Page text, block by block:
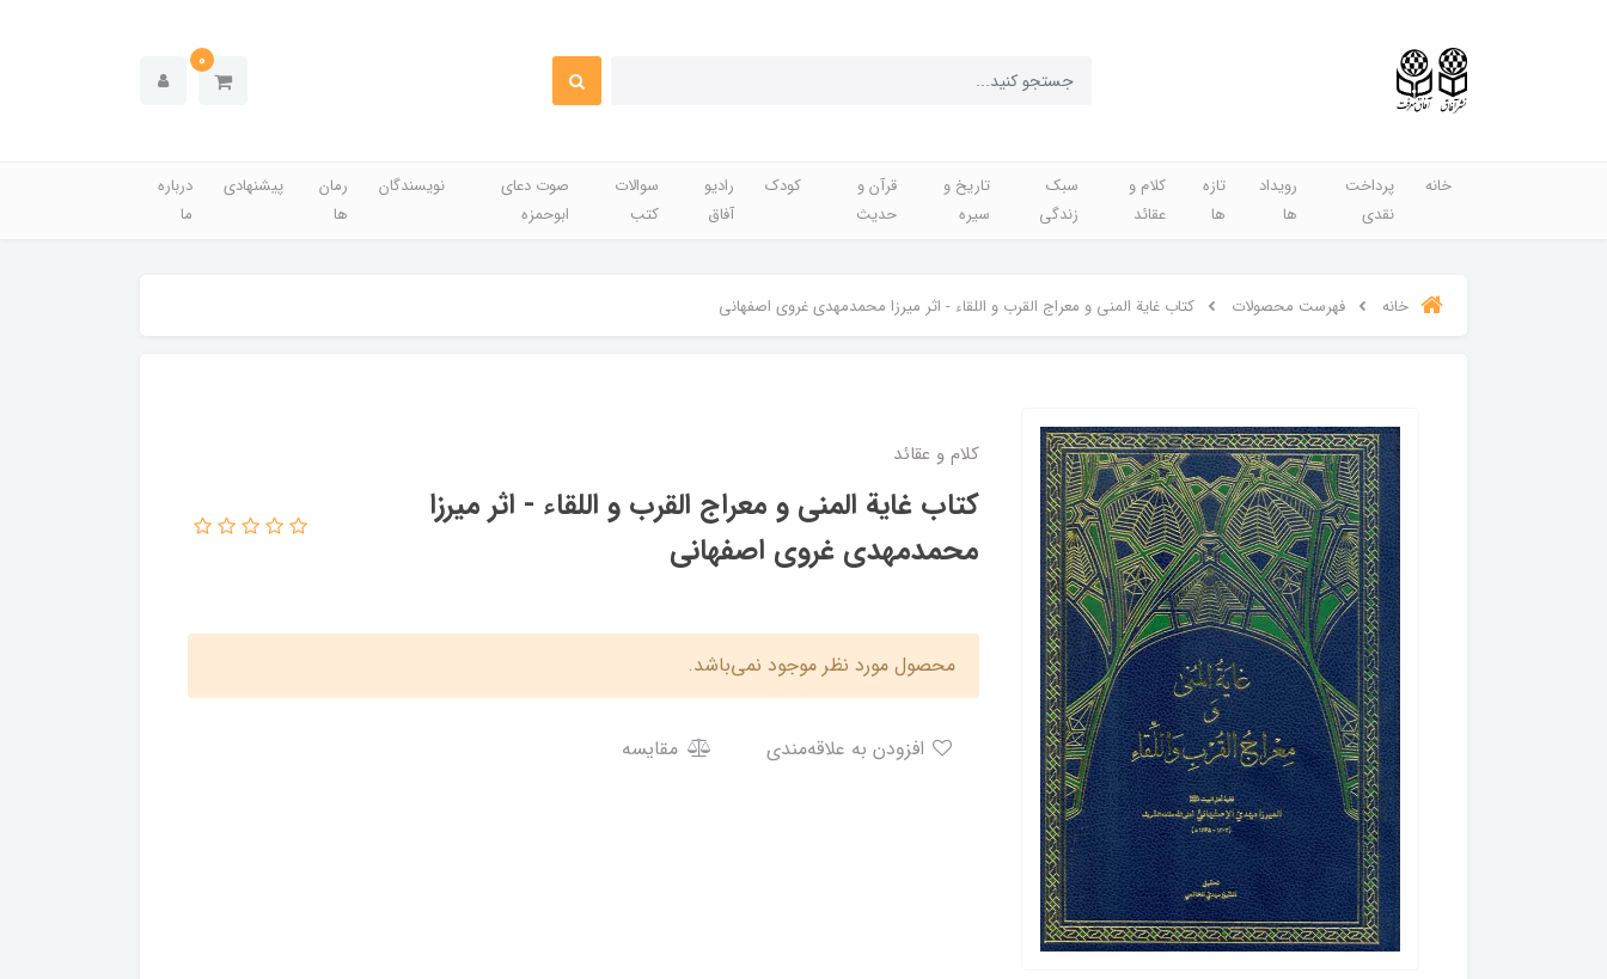
0
خانه
پرداخت
نقدی
رویداد
ها
تازه
ها
کلام و
عقائد
سبک
زندگی
تاریخ و
سیره
قرآن و
حدیث
کودک
رادیو
آفاق
سوالات
کتب
صوت دعای
ابوحمزه
نویسندگان
رمان
ها
پیشنهادی
درباره
ما
خانه فهرست محصولات کتاب غایة المنی و معراج القرب و اللقاء - اثر میرزا محمدمهدی غروی اصفهانی
کلام و عقائد
کتاب غایة المنی و معراج القرب و اللقاء - اثر میرزا
محمدمهدی غروی اصفهانی
محصول مورد نظر موجود نمی‌باشد.
مقایسه